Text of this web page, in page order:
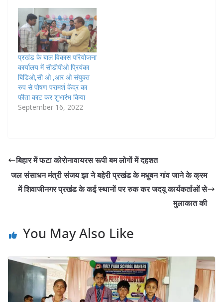
प्रखंड के बाल विकास परियोजना
कार्यालय में सीडीपीओ प्रियंका
बिडिओ,सी ओ ,आर ओ संयुक्त
रुप से ‌पोषण परामर्श केंद्र का
फीता काट कर शुभारंभ किया
September 16, 2022
बिहार में फटा कोरोनावायरस रूपी बम लोगों में दहशत
जल संसाधन मंत्री संजय झा ने बहेरी प्रखंड के मधुबन गांव जाने के क्रम
में शिवाजीनगर प्रखंड के कई स्थानों पर रुक कर जदयू कार्यकर्ताओं से
मुलाकात की
You May Also Like